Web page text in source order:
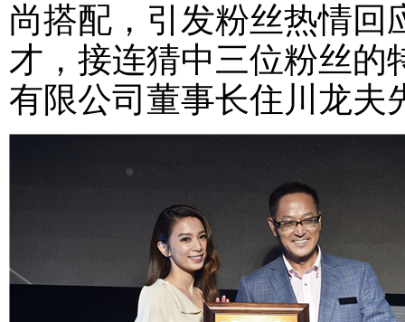
尚搭配，引发粉丝热情回
才，接连猜中三位粉丝的
有限公司董事长住川龙夫